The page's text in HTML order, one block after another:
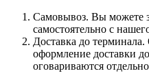
Самовывоз. Вы можете
самостоятельно с
Доставка до
оформление доставки
оговариваются